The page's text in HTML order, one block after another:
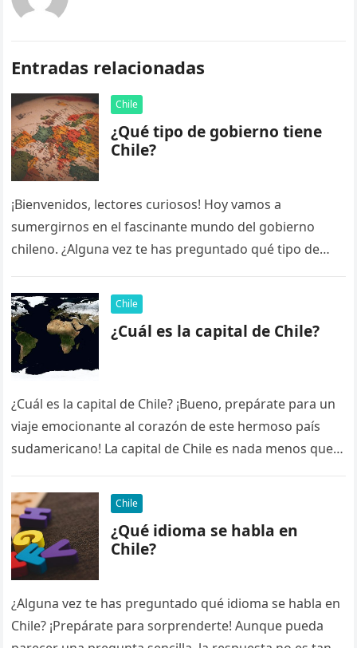
Entradas relacionadas
Chile
¿Qué tipo de gobierno tiene
Chile?
¡Bienvenidos, lectores curiosos! Hoy vamos a
sumergirnos en el fascinante mundo del gobierno
chileno. ¿Alguna vez te has preguntado qué tipo de
Chile
¿Cuál es la capital de Chile?
¿Cuál es la capital de Chile? ¡Bueno, prepárate para un
viaje emocionante al corazón de este hermoso país
sudamericano! La capital de Chile es nada menos que…
Chile
¿Qué idioma se habla en
Chile?
¿Alguna vez te has preguntado qué idioma se habla en
Chile? ¡Prepárate para sorprenderte! Aunque pueda